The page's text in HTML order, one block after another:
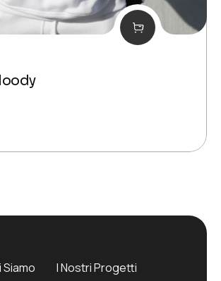
Siamo I Nostri Progetti